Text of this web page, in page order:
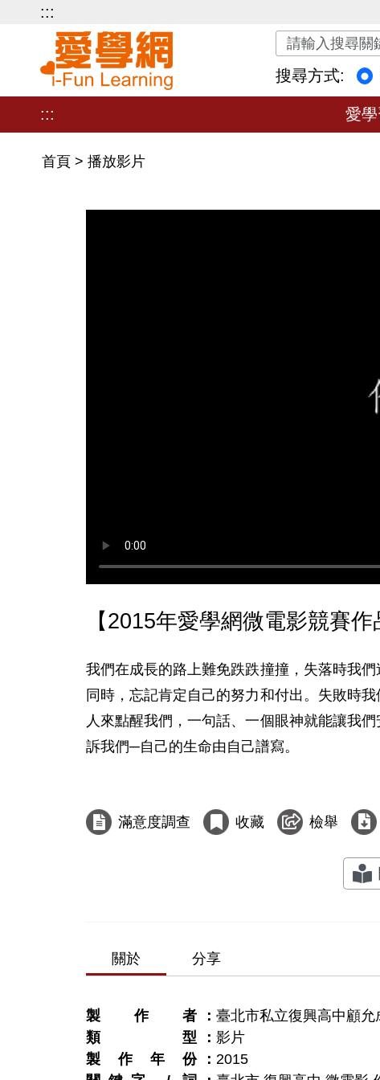
:::
關鍵字搜尋
搜尋方式:
::: 愛學
首頁 > 播放影片
【2015年愛學網微電影競賽
我們在成長的路上難免跌跌撞撞，失落時我
同時，忘記肯定自己的努力和付出。失敗時
人來點醒我們，一句話、一個眼神就能讓我
訴我們─自己的生命由自己譜寫。
滿意度調查 收藏 檢舉
關於 分享
製作者
臺北市私立復興高中顧
類型
影片
製作年份
2015